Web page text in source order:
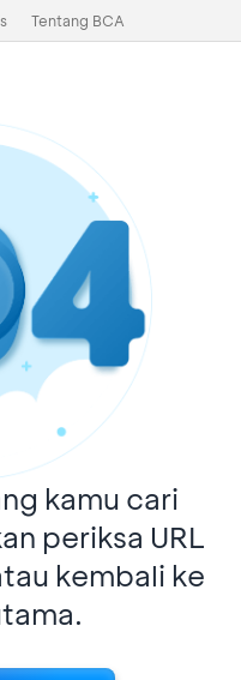
Tentang BCA
kamu cari
periksa URL
kembali ke